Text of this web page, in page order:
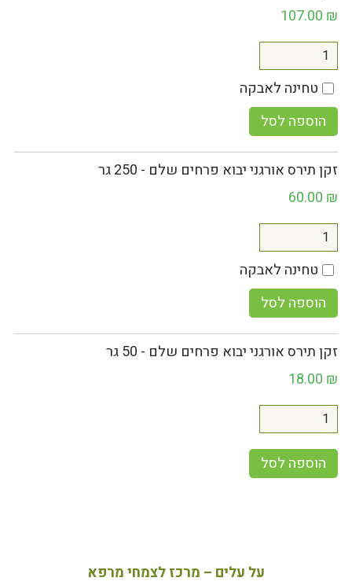
107.00 ₪
טחינה לאבקה
הוספה לסל
זקן תירס אורגני יבוא פרחים שלם - 250 גר
60.00 ₪
טחינה לאבקה
הוספה לסל
זקן תירס אורגני יבוא פרחים שלם - 50 גר
18.00 ₪
הוספה לסל
על עלים – מרכז לצמחי מרפא